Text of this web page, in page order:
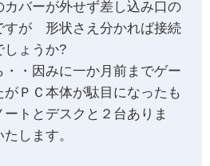
バーが外せず差し込み口の
すが 形状さえ分かれば接続
しょうか?
・因みに一か月前までゲー
ＰＣ本体が駄目になったも
トとデスクと２台ありま
します。